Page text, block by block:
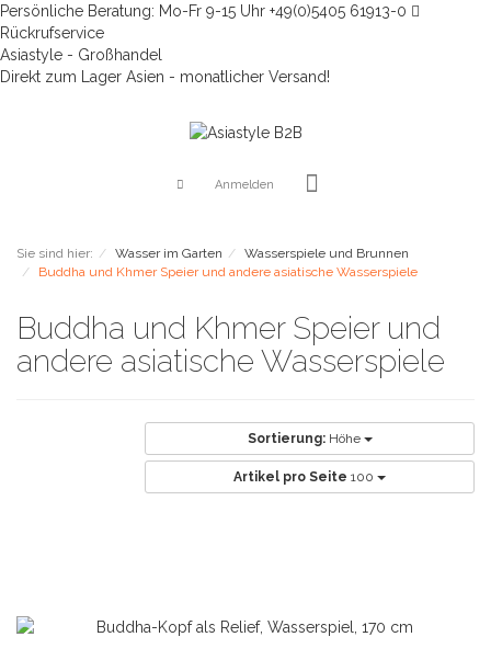
Persönliche Beratung: Mo-Fr 9-15 Uhr +49(0)5405 61913-0
Rückrufservice
Asiastyle - Großhandel
Direkt zum Lager Asien - monatlicher Versand!
Anmelden
Sie sind hier: Wasser im Garten
Wasserspiele und Brunnen
Buddha und Khmer Speier und andere asiatische Wasserspiele
Buddha und Khmer Speier und
andere asiatische Wasserspiele
Sortierung: Höhe
Artikel pro Seite 100